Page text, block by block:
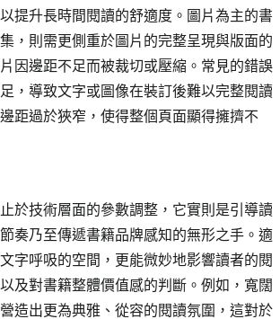
提升長時間閱讀的舒適度。圖片為主的書
，則需更側重於圖片的完整呈現與版面的
因邊距不足而被裁切或壓縮。常見的錯誤
，導致文字或圖像在裝訂後難以完整閱讀
距過於狹窄，使得整個頁面顯得擁擠不
於技術層面的參數調整，它實則是引導讀
奏乃至傳遞書籍品牌感知的無形之手。適
字呼吸的空間，更能微妙地影響讀者的閱
及對書籍整體價值感的判斷。例如，寬闊
造出更為典雅、從容的閱讀氛圍，這對於